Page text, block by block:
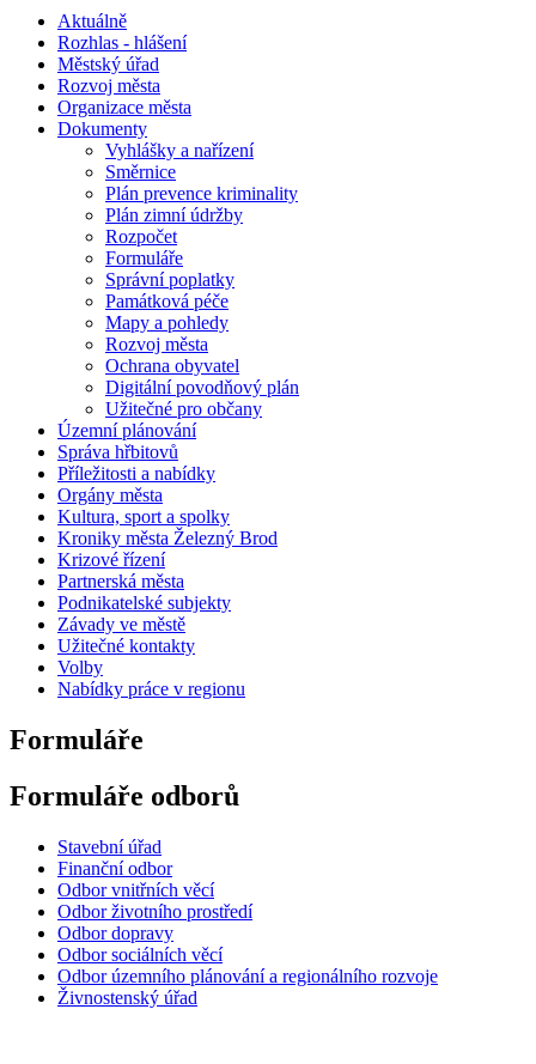
Aktuálně
Rozhlas - hlášení
Městský úřad
Rozvoj města
Organizace města
Dokumenty
Vyhlášky a nařízení
Směrnice
Plán prevence kriminality
Plán zimní údržby
Rozpočet
Formuláře
Správní poplatky
Památková péče
Mapy a pohledy
Rozvoj města
Ochrana obyvatel
Digitální povodňový plán
Užitečné pro občany
Územní plánování
Správa hřbitovů
Příležitosti a nabídky
Orgány města
Kultura, sport a spolky
Kroniky města Železný Brod
Krizové řízení
Partnerská města
Podnikatelské subjekty
Závady ve městě
Užitečné kontakty
Volby
Nabídky práce v regionu
Formuláře
Formuláře odborů
Stavební úřad
Finanční odbor
Odbor vnitřních věcí
Odbor životního prostředí
Odbor dopravy
Odbor sociálních věcí
Odbor územního plánování a regionálního rozvoje
Živnostenský úřad